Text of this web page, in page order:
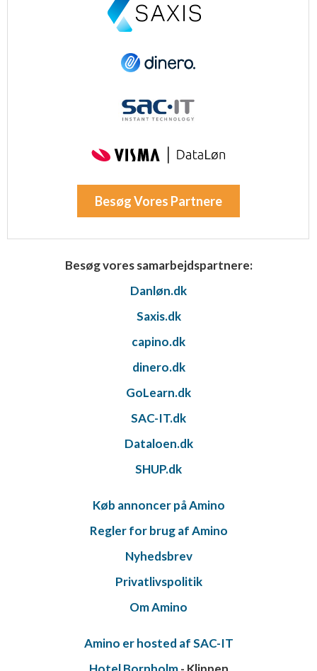
Besøg Vores Partnere
Besøg vores samarbejdspartnere:
Danløn.dk
Saxis.dk
capino.dk
dinero.dk
GoLearn.dk
SAC-IT.dk
Dataloen.dk
SHUP.dk
Køb annoncer på Amino
Regler for brug af Amino
Nyhedsbrev
Privatlivspolitik
Om Amino
Amino er hosted af SAC-IT